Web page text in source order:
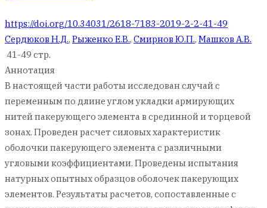
https://doi.org/10.34031/2618-7183-2019-2-2-41-49
Сердюков Н.Д., Рыженко Е.В., Смирнов Ю.П., Машков А.В.
41-49 стр.
Аннотация
В настоящей части работы исследован случай с
переменным по длине углом укладки армирующих
нитей пакерующего элемента в срединной и торцевой
зонах. Проведен расчет силовых характеристик
оболочки пакерующего элемента с различными
угловыми коэффициентами. Проведены испытания
натурных опытных образцов оболочек пакерующих
элементов. Результаты расчетов, сопоставленные с